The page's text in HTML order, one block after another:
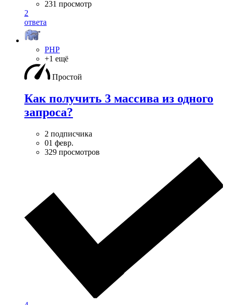
231 просмотр
2
ответа
PHP
+1 ещё
Простой
Как получить 3 массива из одного
запроса?
2 подписчика
01 февр.
329 просмотров